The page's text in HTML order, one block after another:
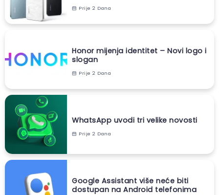
Prije 2 Dana
Honor mijenja identitet – Novi logo i
slogan
Prije 2 Dana
WhatsApp uvodi tri velike novosti
Prije 2 Dana
Google Assistant više neće biti
dostupan na Android telefonima